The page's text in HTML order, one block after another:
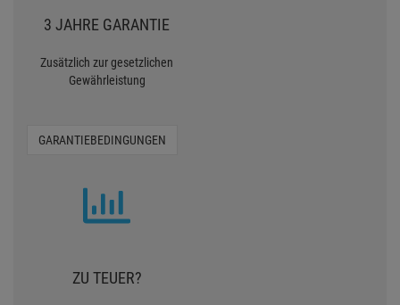
3 JAHRE GARANTIE
Zusätzlich zur gesetzlichen
Gewährleistung
GARANTIEBEDINGUNGEN
ZU TEUER?